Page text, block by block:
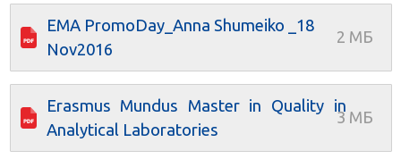
EMA PromoDay_Anna Shumeiko _18
Nov2016
Erasmus Mundus Master in Quality in
Analytical Laboratories